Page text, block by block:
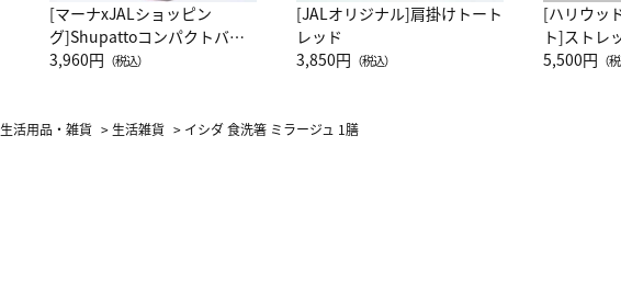
[マーナxJALショッピン
グ]Shupattoコンパクトバッ
グ Drop JAL客室乗務員
3,960円 （税込）
[JALオリジナル]肩掛けトート
レッド
3,850円 （税込）
[ハリウッ
ト]ストレ
ーネック別
5,500円 （
生活用品・雑貨 > 生活雑貨 > イシダ 食洗箸 ミラージュ 1膳